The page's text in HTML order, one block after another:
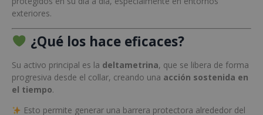
exteriores.
¿Qué los hace eficaces?
Su activo principal es la deltametrina, que se libera de forma
progresiva desde el collar, creando una acción sostenida en
el tiempo.
Esto permite generar una barrera protectora alrededor del